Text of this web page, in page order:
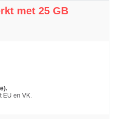
met 25 GB
en VK.